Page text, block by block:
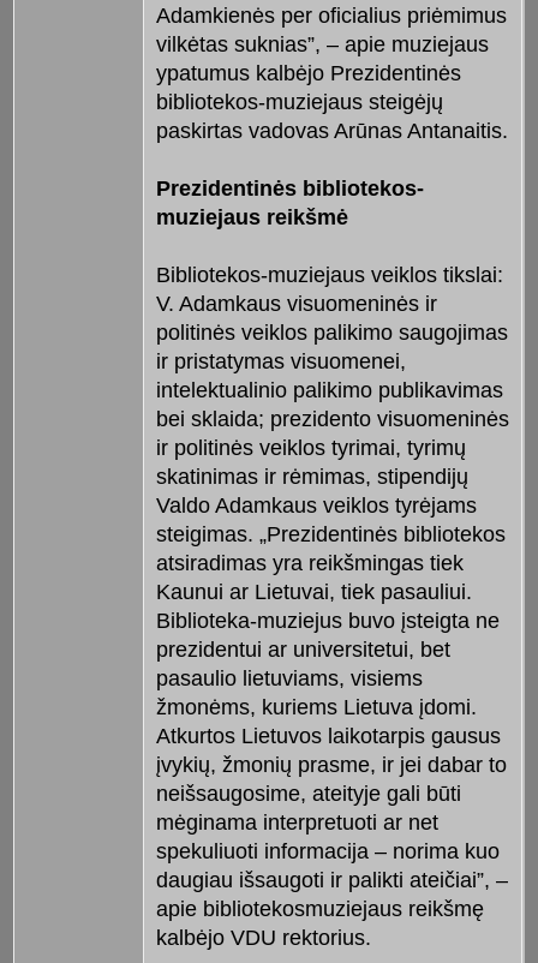
Adamkienės per oficialius priėmimus
vilkėtas suknias”, – apie muziejaus
ypatumus kalbėjo Prezidentinės
bibliotekos-muziejaus steigėjų
paskirtas vadovas Arūnas Antanaitis.
Prezidentinės bibliotekos-
muziejaus reikšmė
Bibliotekos-muziejaus veiklos tikslai:
V. Adamkaus visuomeninės ir
politinės veiklos palikimo saugojimas
ir pristatymas visuomenei,
intelektualinio palikimo publikavimas
bei sklaida; prezidento visuomeninės
ir politinės veiklos tyrimai, tyrimų
skatinimas ir rėmimas, stipendijų
Valdo Adamkaus veiklos tyrėjams
steigimas. „Prezidentinės bibliotekos
atsiradimas yra reikšmingas tiek
Kaunui ar Lietuvai, tiek pasauliui.
Biblioteka-muziejus buvo įsteigta ne
prezidentui ar universitetui, bet
pasaulio lietuviams, visiems
žmonėms, kuriems Lietuva įdomi.
Atkurtos Lietuvos laikotarpis gausus
įvykių, žmonių prasme, ir jei dabar to
neišsaugosime, ateityje gali būti
mėginama interpretuoti ar net
spekuliuoti informacija – norima kuo
daugiau išsaugoti ir palikti ateičiai”, –
apie bibliotekosmuziejaus reikšmę
kalbėjo VDU rektorius.